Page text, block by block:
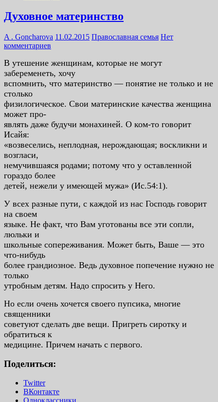
Духовное материнство
A . Goncharova 11.02.2015 Православная семья Нет
комментариев
В утешение женщинам, которые не могут
забеременеть, хочу
вспомнить, что материнство — понятие не только и не
столько
физилогическое. Свои материнские качества женщина
может про-
являть даже будучи монахиней. О ком-то говорит
Исайя:
«возвеселись, неплодная, нерождающая; воскликни и
возгласи,
немучившаяся родами; потому что у оставленной
гораздо более
детей, нежели у имеющей мужа» (Ис.54:1).
У всех разные пути, с каждой из нас Господь говорит
на своем
языке. Не факт, что Вам уготованы все эти сопли,
люльки и
школьные сопереживания. Может быть, Ваше — это
что-нибудь
более грандиозное. Ведь духовное попечение нужно не
только
утробным детям. Надо спросить у Него.
Но если очень хочется своего пупсика, многие
священники
советуют сделать две вещи. Пригреть сиротку и
обратиться к
медицине. Причем начать с первого.
Поделиться:
Twitter
ВКонтакте
Одноклассники